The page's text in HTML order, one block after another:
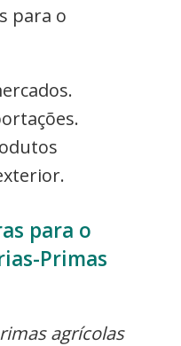
para o
para o
Primas
agrícolas